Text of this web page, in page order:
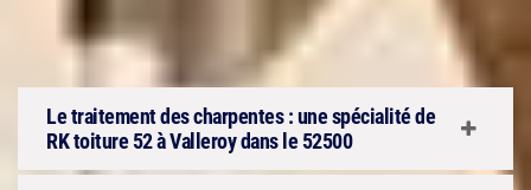
Le traitement des charpentes : une spécialité de
RK toiture 52 à Valleroy dans le 52500